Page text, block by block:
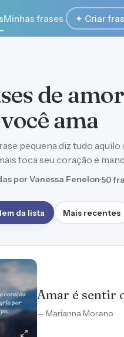
Minhas frases ✦ Criar
de
ama
pequena diz tudo
toca seu coração e
por Vanessa Fenelon·50
da lista Mais recentes
Amar é sentir
— Marianna Moreno